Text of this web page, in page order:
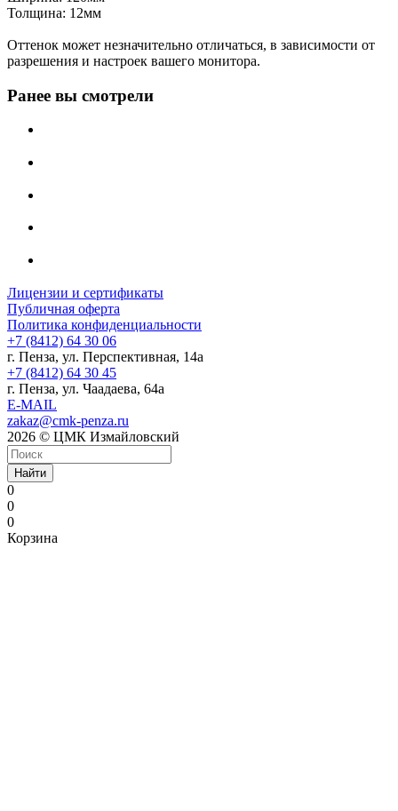
Толщина: 12мм
Оттенок может незначительно отличаться, в зависимости от
разрешения и настроек вашего монитора.
Ранее вы смотрели
Лицензии и сертификаты
Публичная оферта
Политика конфиденциальности
+7 (8412) 64 30 06
г. Пенза, ул. Перспективная, 14а
+7 (8412) 64 30 45
г. Пенза, ул. Чаадаева, 64а
E-MAIL
zakaz@cmk-penza.ru
2026 © ЦМК Измайловский
Найти
0
0
0
Корзина